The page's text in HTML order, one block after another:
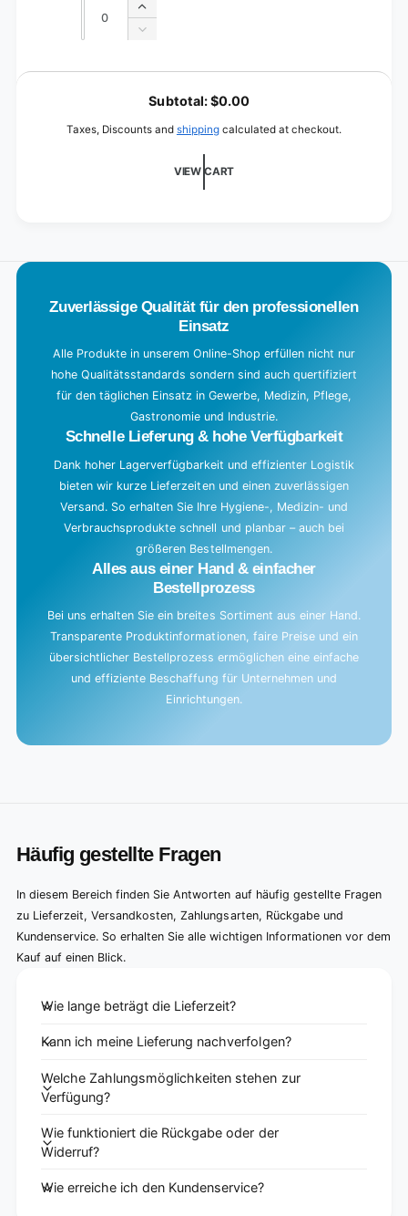
Increase
quantity
Decrease
for
L
Subtotal:$0.00
Taxes, Discounts and shipping calculated at checkout.
VIEW CART
Zuverlässige Qualität für den professionellen
Einsatz
Alle Produkte in unserem Online-Shop erfüllen nicht nur
hohe Qualitätsstandards sondern sind auch quertifiziert
für den täglichen Einsatz in Gewerbe, Medizin, Pflege,
Gastronomie und Industrie.
Schnelle Lieferung & hohe Verfügbarkeit
Dank hoher Lagerverfügbarkeit und effizienter Logistik
bieten wir kurze Lieferzeiten und einen zuverlässigen
Versand. So erhalten Sie Ihre Hygiene-, Medizin- und
Verbrauchsprodukte schnell und planbar – auch bei
größeren Bestellmengen.
Alles aus einer Hand & einfacher
Bestellprozess
Bei uns erhalten Sie ein breites Sortiment aus einer Hand.
Transparente Produktinformationen, faire Preise und ein
übersichtlicher Bestellprozess ermöglichen eine einfache
und effiziente Beschaffung für Unternehmen und
Einrichtungen.
Häufig gestellte Fragen
In diesem Bereich finden Sie Antworten auf häufig gestellte Fragen
zu Lieferzeit, Versandkosten, Zahlungsarten, Rückgabe und
Kundenservice. So erhalten Sie alle wichtigen Informationen vor dem
Kauf auf einen Blick.
Wie lange beträgt die Lieferzeit?
Kann ich meine Lieferung nachverfolgen?
Welche Zahlungsmöglichkeiten stehen zur
Verfügung?
Wie funktioniert die Rückgabe oder der
Widerruf?
Wie erreiche ich den Kundenservice?